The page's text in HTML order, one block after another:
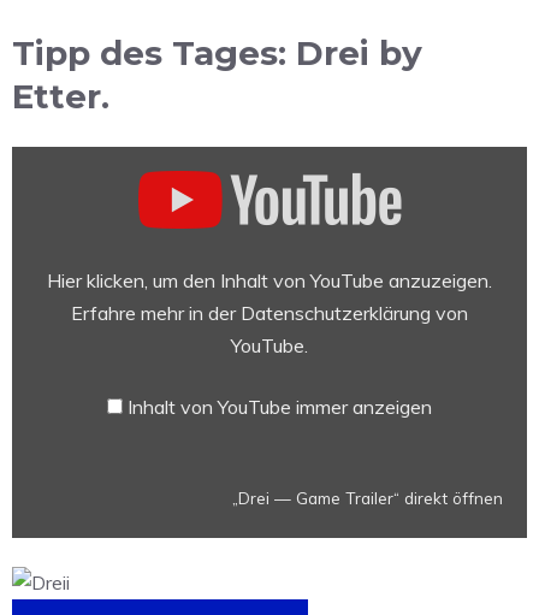
Tipp des Tages: Drei by
Etter.
YouTube
anzeigen
Hier klicken, um den Inhalt von YouTube anzuzeigen.
Erfahre mehr in der Datenschutzerklärung von
YouTube.
Inhalt von YouTube immer anzeigen
„Drei — Game Trailer“ direkt öffnen